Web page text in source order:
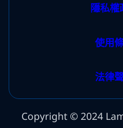
隱私權
使用
法律
Copyright © 2024